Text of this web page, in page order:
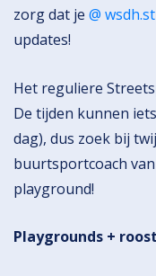
zorg dat je @
updates!
Het reguliere
De tijden kunnen
dag), dus zoek bij
buurtsportcoach
playground!
Playgrounds +